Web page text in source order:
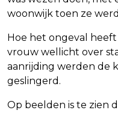
woonwijk toen ze
Hoe het ongeval
vrouw wellicht over
aanrijding werden de
geslingerd.
Op beelden is te zien